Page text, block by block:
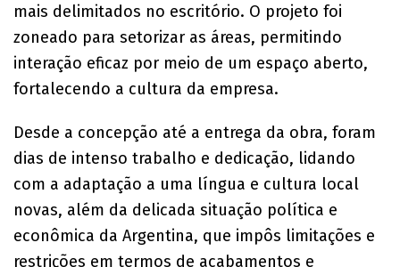
mais delimitados no escritório. O projeto foi
zoneado para setorizar as áreas, permitindo
interação eficaz por meio de um espaço aberto,
fortalecendo a cultura da empresa.
Desde a concepção até a entrega da obra, foram
dias de intenso trabalho e dedicação, lidando
com a adaptação a uma língua e cultura local
novas, além da delicada situação política e
econômica da Argentina, que impôs limitações e
restrições em termos de acabamentos e